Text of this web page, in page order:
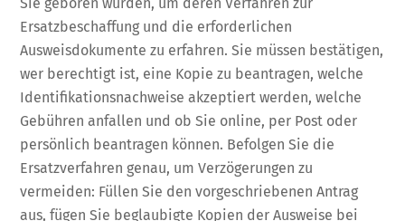
Sie geboren wurden, um deren Verfahren zur
Ersatzbeschaffung und die erforderlichen
Ausweisdokumente zu erfahren. Sie müssen bestätigen,
wer berechtigt ist, eine Kopie zu beantragen, welche
Identifikationsnachweise akzeptiert werden, welche
Gebühren anfallen und ob Sie online, per Post oder
persönlich beantragen können. Befolgen Sie die
Ersatzverfahren genau, um Verzögerungen zu
vermeiden: Füllen Sie den vorgeschriebenen Antrag
aus, fügen Sie beglaubigte Kopien der Ausweise bei